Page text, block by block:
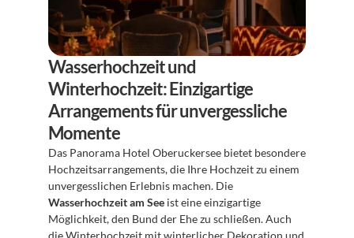
Wasserhochzeit und
Winterhochzeit: Einzigartige
Arrangements für unvergessliche
Momente
Das Panorama Hotel Oberuckersee bietet besondere
Hochzeitsarrangements, die Ihre Hochzeit zu einem
Wasserhochzeit am See ist eine einzigartige
Möglichkeit, den Bund der Ehe zu schließen. Auch
die Winterhochzeit mit winterlicher Dekoration und